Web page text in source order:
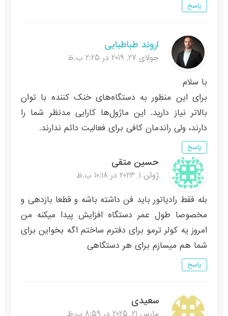
پاسخ
اروند طباطبایی
جولای 27, 2019 در 2:25 ب.ظ
با سلام
برای این منظور به دستگاه‌های خنک کننده با توان
بالاتر نیاز دارید. این ماژول‌ها کارایی مدنظر شما را
دارند، ولی راندمان کافی برای فعالیت دائم ندارند.
پاسخ
حسین متقی
ژوئن 1, 2023 در 10:18 ب.ظ
بله فقط رادیاتور باید فن داشته باشه و قطعا بازدهی و
مخصوصا طول عمر دستگاه افزایش پیدا میکنه من
امروز یه کولر ترمو برای دفترم ساختم اگه بخواین برای
شما هم میسازم برای هر دستگاهی
پاسخ
سعیدی